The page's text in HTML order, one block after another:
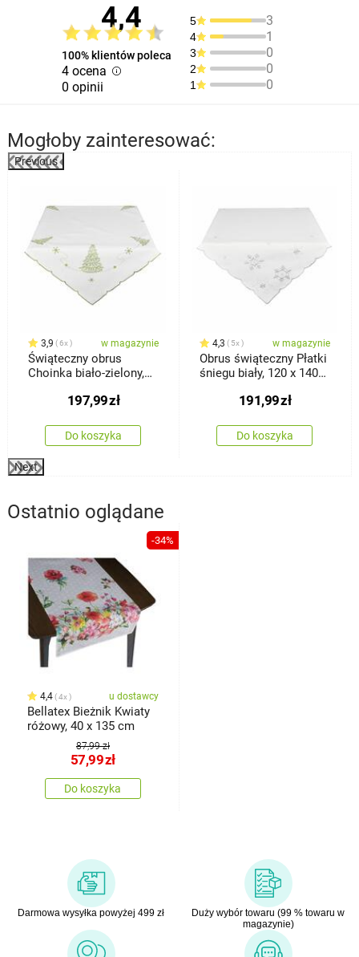
4,4
100% klientów poleca
4 ocena
0 opinii
5 3
4 1
3 0
2 0
1 0
Mogłoby zainteresować:
Previous
3,9 6x w magazynie
Świąteczny obrus
Choinka biało-zielony,
197,99zł
Do koszyka
4,3 5x w magazynie
Obrus świąteczny Płatki
śniegu biały, 120 x 140
191,99zł
Do koszyka
Next
Ostatnio oglądane
-34%
4,4 4x u dostawcy
Bellatex Bieżnik Kwiaty
różowy, 40 x 135 cm
87,99 zł
57,99zł
Do koszyka
Darmowa wysyłka powyżej 499 zł
Duży wybór towaru (99 % towaru w
magazynie)